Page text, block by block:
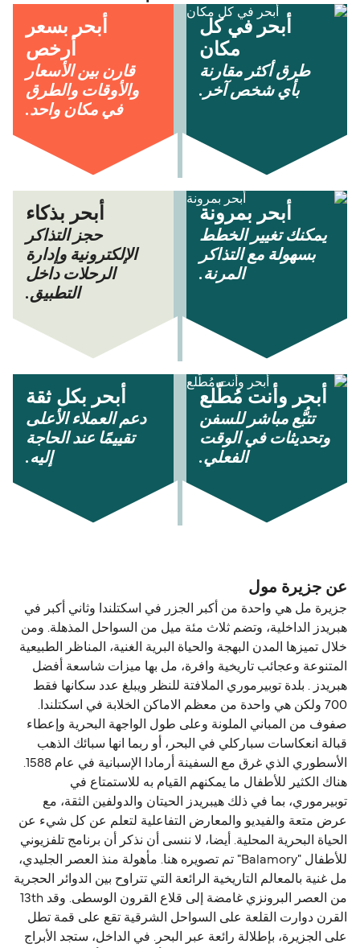
أبحر في كل
مكان
طرق أكثر مقارنة
بأي شخص آخر.
أبحر بسعر
أرخص
قارن بين الأسعار
والأوقات والطرق
في مكان واحد.
أبحر بمرونة
يمكنك تغيير الخطط
بسهولة مع التذاكر
المرنة.
أبحر بذكاء
حجز التذاكر
الإلكترونية وإدارة
الرحلات داخل
التطبيق.
أبحر وأنت مُطّلع
تتبُّع مباشر للسفن
وتحديثات في الوقت
الفعلي.
أبحر بكل ثقة
دعم العملاء الأعلى
تقييمًا عند الحاجة
إليه.
عن جزیرة مول
جزيرة مل هي واحدة من أكبر الجزر في اسكتلندا وثاني أكبر في
هبريدز الداخلية، وتضم ثلاث مئة ميل من السواحل المذهلة. ومن
خلال تميزها المدن البهجة والحياة البرية الغنية، المناظر الطبيعية
المتنوعة وعجائب تاريخية وافرة، مل بها ميزات شاسعة أفضل
هبريدز . بلدة توبيرموري الملافتة للنظر ويبلغ عدد سكانها فقط
700 ولكن هي واحدة من معظم الاماكن الخلابة في اسكتلندا.
صفوف من المباني الملونة وعلى طول الواجهة البحرية وإعطاء
قبالة انعكاسات سباركلي في البحر، أو ربما انها سبائك الذهب
الأسطوري الذي غرق مع السفينة أرمادا الإسبانية في عام 1588.
هناك الكثير للأطفال ما يمكنهم القيام به للاستمتاع في
توبيرموري، بما في ذلك هيبريدز الحيتان والدولفين الثقة، مع
عرض متعة والفيديو والمعارض التفاعلية لتعلم عن كل شيء عن
الحياة البحرية المحلية. أيضا، لا ننسى أن نذكر أن برنامج تلفزيوني
للأطفال "Balamory" تم تصويره هنا. مأهولة منذ العصر الجليدي،
مل غنية بالمعالم التاريخية الرائعة التي تتراوح بين الدوائر الحجرية
من العصر البرونزي غامضة إلى قلاع القرون الوسطى. وقد 13th
القرن دوارت القلعة على السواحل الشرقية تقع على قمة تطل
على الجزيرة، بإطلالة رائعة عبر البحر. في الداخل، ستجد الأبراج